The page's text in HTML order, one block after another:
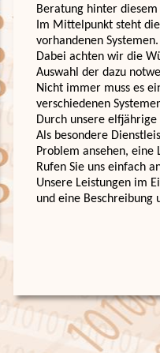
Beratung hinter
Im Mittelpunkt steht
vorhandenen Systemen.
Dabei achten wir die
Auswahl der dazu
Nicht immer muss es
verschiedenen
Durch unsere
Als besondere
Problem ansehen,
Rufen Sie uns einfach
Unsere Leistungen im
und eine Beschreibung